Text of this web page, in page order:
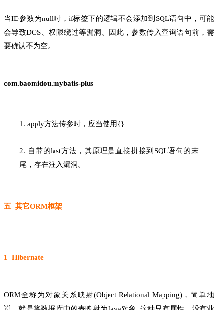
当ID参数为null时，if标签下的逻辑不会添加到SQL语句中，可能
会导致DOS、权限绕过等漏洞。因此，参数传入查询语句前，需
要确认不为空。
com.baomidou.mybatis-plus
1. apply方法传参时，应当使用{}
2. 自带的last方法，其原理是直接拼接到SQL语句的末
尾，存在注入漏洞。
五 其它ORM框架
1 Hibernate
ORM全称为对象关系映射(Object Relational Mapping)，简单地
说，就是将数据库中的表映射为Java对象, 这种只有属性，没有业